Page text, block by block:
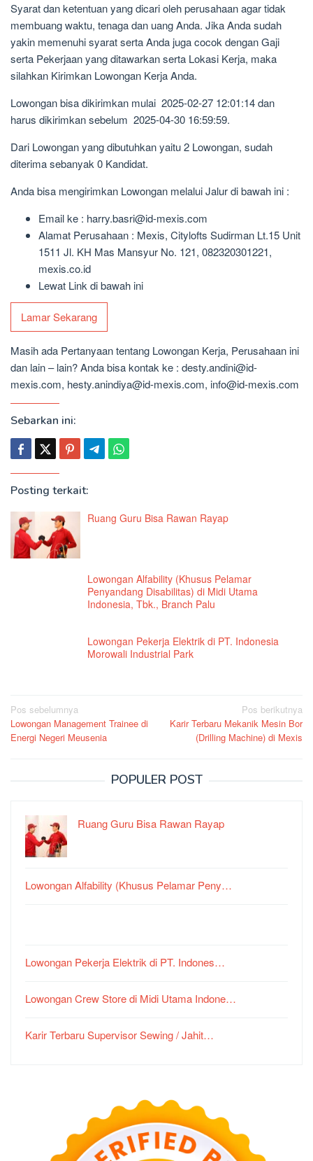
Syarat dan ketentuan yang dicari oleh perusahaan agar tidak
membuang waktu, tenaga dan uang Anda. Jika Anda sudah
yakin memenuhi syarat serta Anda juga cocok dengan Gaji
serta Pekerjaan yang ditawarkan serta Lokasi Kerja, maka
silahkan Kirimkan Lowongan Kerja Anda.
Lowongan bisa dikirimkan mulai 2025-02-27 12:01:14 dan
harus dikirimkan sebelum 2025-04-30 16:59:59.
Dari Lowongan yang dibutuhkan yaitu 2 Lowongan, sudah
diterima sebanyak 0 Kandidat.
Anda bisa mengirimkan Lowongan melalui Jalur di bawah ini :
Email ke : harry.basri@id-mexis.com
Alamat Perusahaan : Mexis, Citylofts Sudirman Lt.15 Unit
1511 Jl. KH Mas Mansyur No. 121, 082320301221,
mexis.co.id
Lewat Link di bawah ini
Lamar Sekarang
Masih ada Pertanyaan tentang Lowongan Kerja, Perusahaan ini
dan lain – lain? Anda bisa kontak ke : desty.andini@id-
mexis.com, hesty.anindiya@id-mexis.com, info@id-mexis.com
Sebarkan ini:
Posting terkait:
Ruang Guru Bisa Rawan Rayap
Lowongan Alfability (Khusus Pelamar
Penyandang Disabilitas) di Midi Utama
Indonesia, Tbk., Branch Palu
Lowongan Pekerja Elektrik di PT. Indonesia
Morowali Industrial Park
Navigasi
pos
Pos sebelumnya
Lowongan Management Trainee di
Energi Negeri Meusenia
Pos berikutnya
Karir Terbaru Mekanik Mesin Bor
(Drilling Machine) di Mexis
POPULER POST
Ruang Guru Bisa Rawan Rayap
Lowongan Alfability (Khusus Pelamar Peny…
Lowongan Pekerja Elektrik di PT. Indones…
Lowongan Crew Store di Midi Utama Indone…
Karir Terbaru Supervisor Sewing / Jahit…